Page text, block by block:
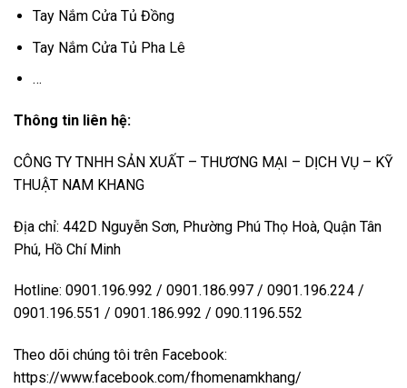
Tay Nắm Cửa Tủ Đồng
Tay Nắm Cửa Tủ Pha Lê
…
Thông tin liên hệ:
CÔNG TY TNHH SẢN XUẤT – THƯƠNG MẠI – DỊCH VỤ – KỸ
THUẬT NAM KHANG
Địa chỉ: 442D Nguyễn Sơn, Phường Phú Thọ Hoà, Quận Tân
Phú, Hồ Chí Minh
Hotline: 0901.196.992 / 0901.186.997 / 0901.196.224 /
0901.196.551 / 0901.186.992 / 090.1196.552
Theo dõi chúng tôi trên Facebook:
https://www.facebook.com/fhomenamkhang/